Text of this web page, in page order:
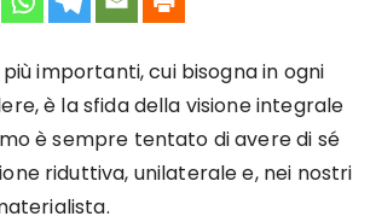
importanti, cui bisogna in ogni
è la sfida della visione integrale
è sempre tentato di avere di sé
riduttiva, unilaterale e, nei nostri